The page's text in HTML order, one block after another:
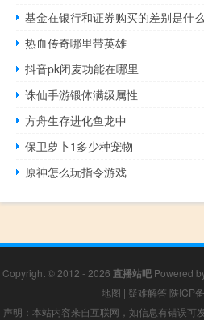
基金在银行和证券购买的差别是什么
热血传奇哪里带英雄
抖音pk闭麦功能在哪里
诛仙手游锻体满级属性
方舟生存进化鱼龙中
保卫萝卜1多少种宠物
原神怎么玩指令游戏
Copyright © 2012 - 2026 直播站吧 Powered
地图 | 疑难解答 陕ICP
声明：本站内容来自互联网，如信息有错误可